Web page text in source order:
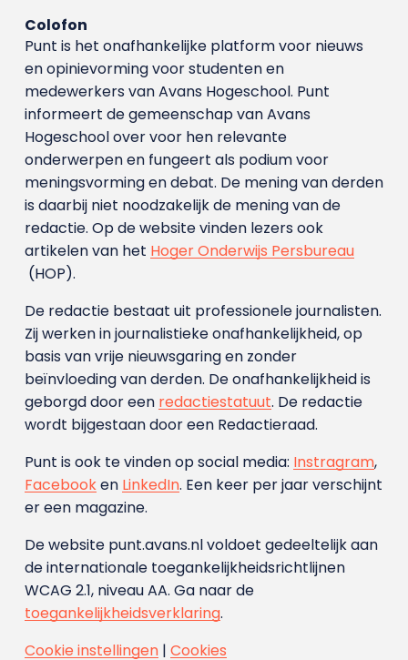
Colofon
Punt is het onafhankelijke platform voor nieuws
en opinievorming voor studenten en
medewerkers van Avans Hoge­school. Punt
informeert de gemeenschap van Avans
Hogeschool over voor hen relevante
onderwerpen en fungeert als podium voor
meningsvorming en debat. De mening van derden
is daarbij niet noodzakelijk de mening van de
redactie. Op de website vinden lezers ook
artikelen van het Hoger Onderwijs Persbureau
(HOP).
De redactie bestaat uit professionele journalisten.
Zij werken in journalistieke onafhankelijkheid, op
basis van vrije nieuwsgaring en zonder
beïnvloeding van derden. De onafhankelijkheid is
geborgd door een redactiestatuut. De redactie
wordt bijgestaan door een Redactieraad.
Punt is ook te vinden op social media: Instragram,
Facebooken LinkedIn. Een keer per jaar verschijnt
er een magazine.
De website punt.avans.nl voldoet gedeeltelijk aan
de internationale toegankelijkheidsrichtlijnen
WCAG 2.1, niveau AA. Ga naar de
toegankelijkheidsverklaring.
Cookie instellingen| Cookies